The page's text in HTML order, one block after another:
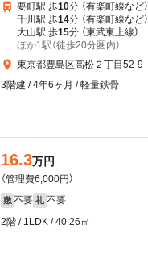
要町駅 歩10分 （有楽町線など）
千川駅 歩14分 （有楽町線など）
大山駅 歩15分 （東武東上線）
ほか1駅（徒歩20分圏内）
東京都豊島区高松２丁目52-9
3階建 / 4年6ヶ月 / 軽量鉄骨
16.3万円
（管理費6,000円）
敷 不要 礼 不要
2階 / 1LDK / 40.26㎡